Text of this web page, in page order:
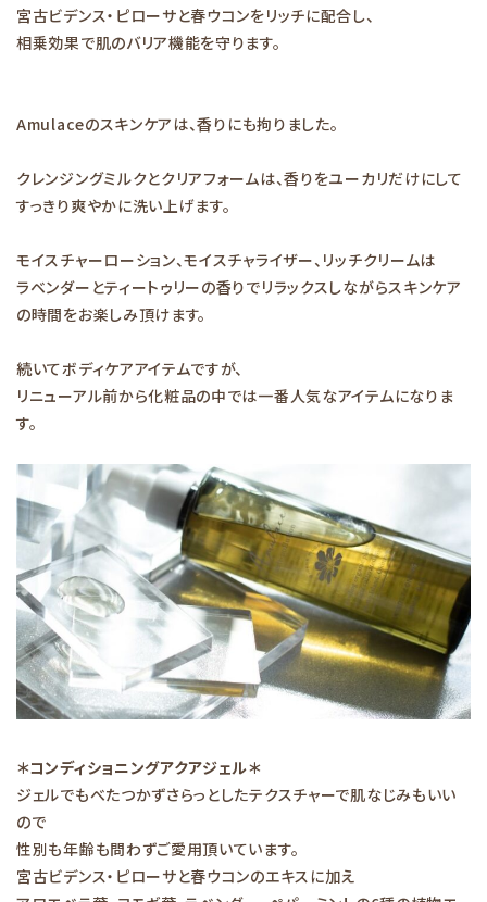
宮古ビデンス・ピローサと春ウコンをリッチに配合し、
相乗効果で肌のバリア機能を守ります。
Amulaceのスキンケアは、香りにも拘りました。
クレンジングミルクとクリアフォームは、香りをユーカリだけにして
すっきり爽やかに洗い上げます。
モイスチャーローション、モイスチャライザー、リッチクリームは
ラベンダーとティートゥリーの香りでリラックスしながらスキンケア
の時間をお楽しみ頂けます。
続いてボディケアアイテムですが、
リニューアル前から化粧品の中では一番人気なアイテムになりま
す。
＊コンディショニングアクアジェル＊
ジェルでもべたつかずさらっとしたテクスチャーで肌なじみもいい
ので
性別も年齢も問わずご愛用頂いています。
宮古ビデンス・ピローサと春ウコンのエキスに加え